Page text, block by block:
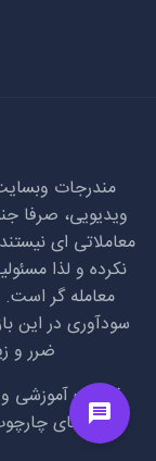
مندرجات
ویدیویی، صرفا
معاملاتی ای
نکرده و لذا
معامله گر
سودآوری در این
ضرر و
فعالیت آموزشی
راستای